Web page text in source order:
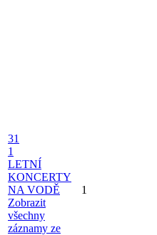
31
1
LETNÍ
KONCERTY
NA VODĚ
Zobrazit
všechny
záznamy ze
1